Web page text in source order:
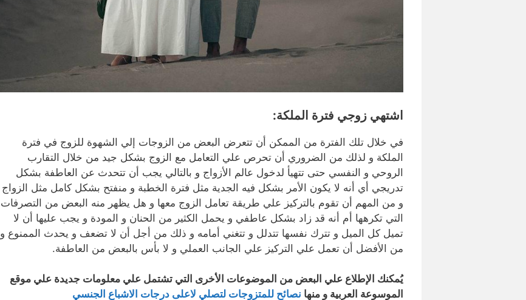
اشتهي زوجي فترة الملكة:
في خلال تلك الفترة من الممكن أن تتعرض البعض من الزوجات إلي الشهوة للزوج في فترة
الملكة و لذلك من الضروري أن تحرص علي التعامل مع الزوج بشكل جيد من خلال التقارب
الروحي و النفسي حتى تتهيأ لدخول عالم الأزواج و بالتالي يجب أن تتحدث عن العاطفة بشكل
تدريجي أي أنه لا يكون الأمر بشكل فيه الجدية مثل فترة الخطبة و منفتح بشكل كامل مثل الزواج
و من المهم أن تقوم بالتركيز علي طريقة تعامل الزوج معها و هل يظهر منه البعض من التصرفات
التي تكرهها أم أنه قد زاد بشكل عاطفي و يحمل الكثير من الحنان و المودة و يجب عليها أن لا
تميل كل الميل و تترك نفسها تتدلل و تتغني أمامه و ذلك من أجل أن لا تضعف و يحدث الممنوع و
من الأفضل أن تعمل علي التركيز علي الجانب العملي و لا بأس بالبعض من العاطفة.
يُمكنك الإطلاع علي البعض من الموضوعات الأخرى التي تشتمل علي معلومات جديدة علي موقع
الموسوعة العربية و منها نصائح للمتزوجات لتصلي لاعلى درجات الاشباع الجنسي